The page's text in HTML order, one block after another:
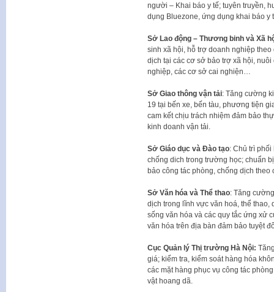
người – Khai báo y tế; tuyên truyền,
dụng Bluezone, ứng dụng khai báo y
Sở Lao động – Thương binh và Xã
sinh xã hội, hỗ trợ doanh nghiệp
dịch tại các cơ sở bảo trợ xã hội,
nghiệp, các cơ sở cai nghiện…
Sở Giao thông vận tải: Tăng cường
19 tại bến xe, bến tàu, phương tiện
cam kết chịu trách nhiệm đảm bảo
kinh doanh vận tải.
Sở Giáo dục và Đào tạo: Chủ trì
chống dich trong trường học; chuẩn
bảo công tác phòng, chống dịch
Sở Văn hóa và Thể thao: Tăng
dịch trong lĩnh vực văn hoá, thể thao,
sống văn hóa và các quy tắc ứng xử
văn hóa trên địa bàn đảm bảo tuyệt
Cục Quản lý Thị trường Hà Nội:
giá; kiểm tra, kiểm soát hàng hóa
các mặt hàng phục vụ công tác
vật hoang dã.